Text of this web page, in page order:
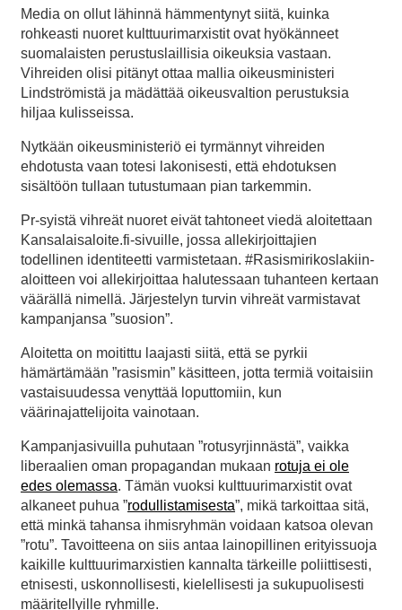
Media on ollut lähinnä hämmentynyt siitä, kuinka
rohkeasti nuoret kulttuurimarxistit ovat hyökänneet
suomalaisten perustuslaillisia oikeuksia vastaan.
Vihreiden olisi pitänyt ottaa mallia oikeusministeri
Lindströmistä ja mädättää oikeusvaltion perustuksia
hiljaa kulisseissa.
Nytkään oikeusministeriö ei tyrmännyt vihreiden
ehdotusta vaan totesi lakonisesti, että ehdotuksen
sisältöön tullaan tutustumaan pian tarkemmin.
Pr-syistä vihreät nuoret eivät tahtoneet viedä aloitettaan
Kansalaisaloite.fi-sivuille, jossa allekirjoittajien
todellinen identiteetti varmistetaan. #Rasismirikoslakiin-
aloitteen voi allekirjoittaa halutessaan tuhanteen kertaan
väärällä nimellä. Järjestelyn turvin vihreät varmistavat
kampanjansa ”suosion”.
Aloitetta on moitittu laajasti siitä, että se pyrkii
hämärtämään ”rasismin” käsitteen, jotta termiä voitaisiin
vastaisuudessa venyttää loputtomiin, kun
väärinajattelijoita vainotaan.
Kampanjasivuilla puhutaan ”rotusyrjinnästä”, vaikka
liberaalien oman propagandan mukaan rotuja ei ole
edes olemassa. Tämän vuoksi kulttuurimarxistit ovat
alkaneet puhua ”rodullistamisesta”, mikä tarkoittaa sitä,
että minkä tahansa ihmisryhmän voidaan katsoa olevan
”rotu”. Tavoitteena on siis antaa lainopillinen erityissuoja
kaikille kulttuurimarxistien kannalta tärkeille poliittisesti,
etnisesti, uskonnollisesti, kielellisesti ja sukupuolisesti
määritellyille ryhmille.